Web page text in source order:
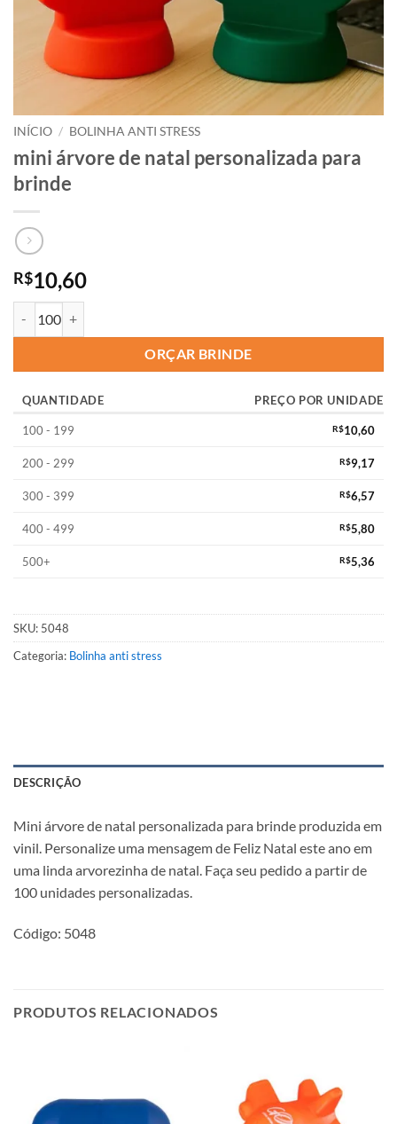
INÍCIO / BOLINHA ANTI STRESS
mini árvore de natal personalizada para
brinde
R$10,60
ORÇAR BRINDE
QUANTIDADE PREÇO POR UNIDADE
100 - 199 R$10,60
200 - 299 R$9,17
300 - 399 R$6,57
400 - 499 R$5,80
500+ R$5,36
SKU: 5048
Categoria: Bolinha anti stress
DESCRIÇÃO
Mini árvore de natal personalizada para brinde produzida em
vinil. Personalize uma mensagem de Feliz Natal este ano em
uma linda arvorezinha de natal. Faça seu pedido a partir de
100 unidades personalizadas.
Código: 5048
PRODUTOS RELACIONADOS